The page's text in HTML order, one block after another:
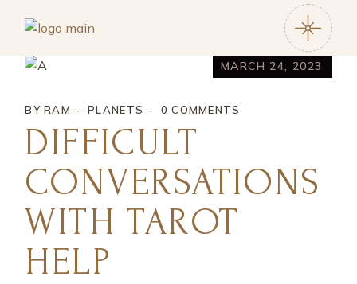
MARCH 24, 2023
BY RAM PLANETS 0 COMMENTS
DIFFICULT
CONVERSATIONS
WITH TAROT
HELP